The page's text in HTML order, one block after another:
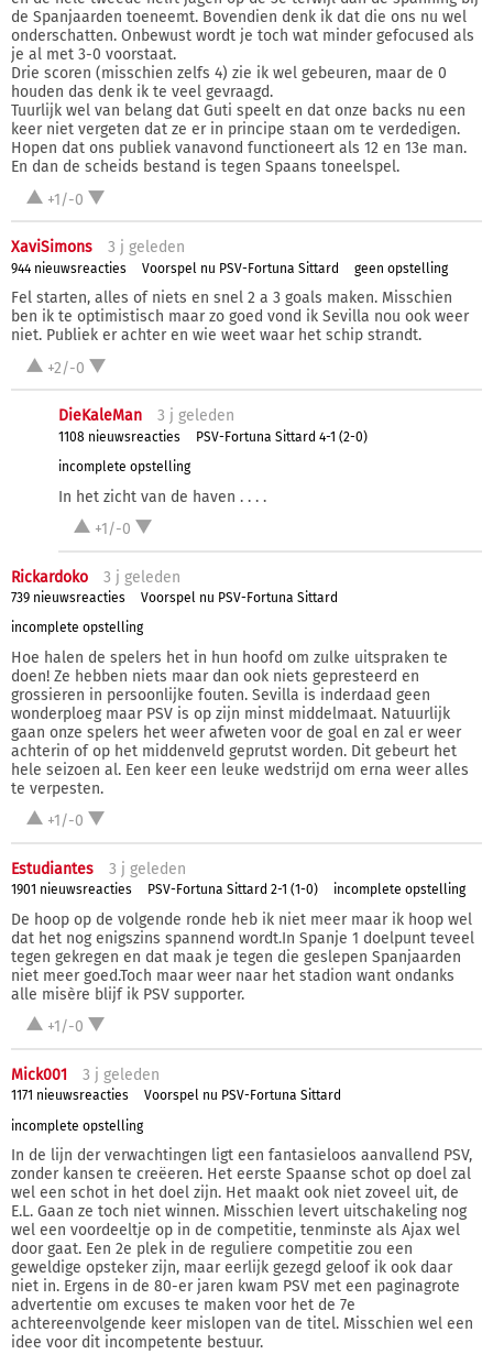
de Spanjaarden toeneemt. Bovendien denk ik dat die ons nu wel
onderschatten. Onbewust wordt je toch wat minder gefocused als
je al met 3-0 voorstaat.
Drie scoren (misschien zelfs 4) zie ik wel gebeuren, maar de 0
houden das denk ik te veel gevraagd.
Tuurlijk wel van belang dat Guti speelt en dat onze backs nu een
keer niet vergeten dat ze er in principe staan om te verdedigen.
Hopen dat ons publiek vanavond functioneert als 12 en 13e man.
En dan de scheids bestand is tegen Spaans toneelspel.
+1/-0
XaviSimons 3 j geleden
944 nieuwsreacties Voorspel nu PSV-Fortuna Sittard geen opstelling
Fel starten, alles of niets en snel 2 a 3 goals maken. Misschien
ben ik te optimistisch maar zo goed vond ik Sevilla nou ook weer
niet. Publiek er achter en wie weet waar het schip strandt.
+2/-0
DieKaleMan 3 j geleden
1108 nieuwsreacties
PSV-Fortuna Sittard 4-1 (2-0)
incomplete opstelling
In het zicht van de haven . . . .
+1/-0
Rickardoko 3 j geleden
739 nieuwsreacties
Voorspel nu PSV-Fortuna Sittard
incomplete opstelling
Hoe halen de spelers het in hun hoofd om zulke uitspraken te
doen! Ze hebben niets maar dan ook niets gepresteerd en
grossieren in persoonlijke fouten. Sevilla is inderdaad geen
wonderploeg maar PSV is op zijn minst middelmaat. Natuurlijk
gaan onze spelers het weer afweten voor de goal en zal er weer
achterin of op het middenveld geprutst worden. Dit gebeurt het
hele seizoen al. Een keer een leuke wedstrijd om erna weer alles
te verpesten.
+1/-0
Estudiantes 3 j geleden
1901 nieuwsreacties PSV-Fortuna Sittard 2-1 (1-0) incomplete opstelling
De hoop op de volgende ronde heb ik niet meer maar ik hoop wel
dat het nog enigszins spannend wordt.In Spanje 1 doelpunt teveel
tegen gekregen en dat maak je tegen die geslepen Spanjaarden
niet meer goed.Toch maar weer naar het stadion want ondanks
alle misère blijf ik PSV supporter.
+1/-0
Mick001 3 j geleden
1171 nieuwsreacties
Voorspel nu PSV-Fortuna Sittard
incomplete opstelling
In de lijn der verwachtingen ligt een fantasieloos aanvallend PSV,
zonder kansen te creëeren. Het eerste Spaanse schot op doel zal
wel een schot in het doel zijn. Het maakt ook niet zoveel uit, de
E.L. Gaan ze toch niet winnen. Misschien levert uitschakeling nog
wel een voordeeltje op in de competitie, tenminste als Ajax wel
door gaat. Een 2e plek in de reguliere competitie zou een
geweldige opsteker zijn, maar eerlijk gezegd geloof ik ook daar
niet in. Ergens in de 80-er jaren kwam PSV met een paginagrote
advertentie om excuses te maken voor het de 7e
achtereenvolgende keer mislopen van de titel. Misschien wel een
idee voor dit incompetente bestuur.